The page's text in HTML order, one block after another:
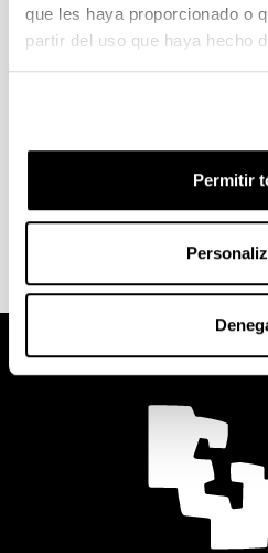
que les haya proporcionado o
partir del uso que haya hecho
Permitir
10 ordenadores con